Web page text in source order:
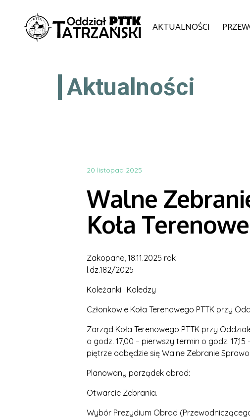
AKTUALNOŚCI
Aktualności
20 listopad 2025
Walne
Koła
Zakopane, 18.11.2025 rok
l.dz.182/2025
Koleżanki i Koledzy
Członkowie Koła Terenowego PTTK przy
Zarząd Koła Terenowego PTTK przy
o godz. 17,00 – pierwszy termin o godz.
piętrze odbędzie się Walne Zebranie
Planowany porządek obrad:
Otwarcie Zebrania.
Wybór Prezydium Obrad